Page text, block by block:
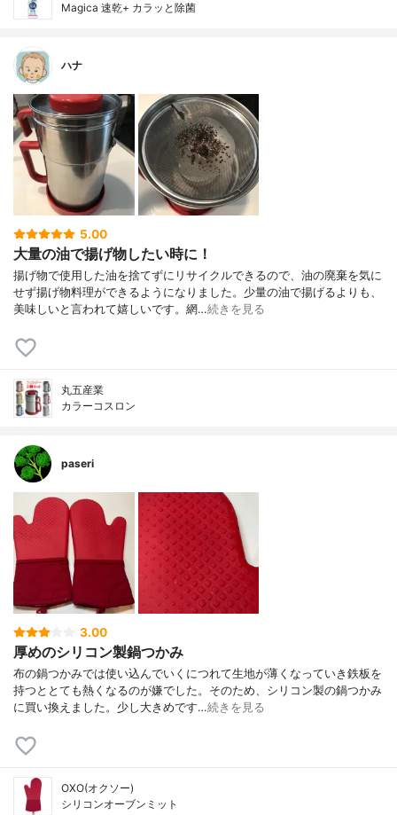
Magica 速乾+ カラッと除菌
ハナ
5.00
大量の油で揚げ物したい時に！
揚げ物で使用した油を捨てずにリサイクルできるので、油の廃棄を気に
せず揚げ物料理ができるようになりました。少量の油で揚げるよりも、
美味しいと言われて嬉しいです。網…続きを見る
丸五産業
カラーコスロン
paseri
3.00
厚めのシリコン製鍋つかみ
布の鍋つかみでは使い込んでいくにつれて生地が薄くなっていき鉄板を
持つととても熱くなるのが嫌でした。そのため、シリコン製の鍋つかみ
に買い換えました。少し大きめです…続きを見る
OXO(オクソー)
シリコンオーブンミット